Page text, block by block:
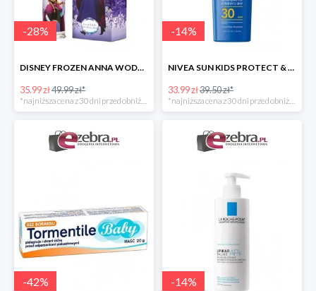
-28%
DISNEY FROZEN ANNA WODA TOALETOWA DLA DZIECI
35.99 zł49.99 zł*
*najniższa cena z 30 dni przed obniżką
-14%
NIVEA SUN KIDS PROTECT & CARE BALSAM DLA DZIECI SPF30
33.99 zł39.50 zł*
*najniższa cena z 30 dni przed obniżką
-42% -14%